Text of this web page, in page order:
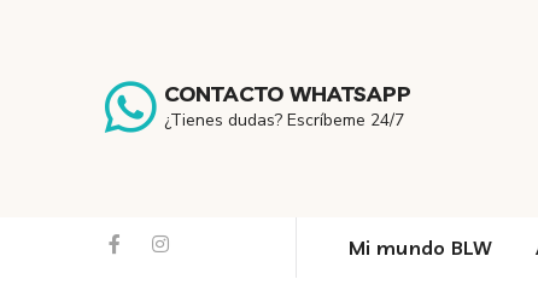
CONTACTO WHATSAPP
¿Tienes dudas? Escríbeme 24/7
Mi mundo BLW